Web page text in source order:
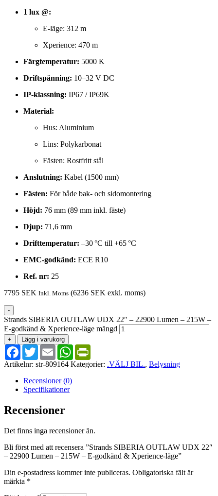
1 lux @:
E-läge: 312 m
Xperience: 470 m
Färgtemperatur: 5000 K
Driftspänning: 10–32 V DC
IP-klassning: IP67 / IP69K
Material:
Hus: Aluminium
Lins: Polykarbonat
Fästen: Rostfritt stål
Anslutning: Kabel (1500 mm)
Fästen: För både bak- och sidomontering
Höjd: 76 mm (89 mm inkl. fäste)
Djup: 71,6 mm
Drifttemperatur: –30 °C till +65 °C
EMC-godkänd: ECE R10
Ref. nr: 25
7795 SEK Inkl. Moms (6236 SEK exkl. moms)
-
Strands SIBERIA OUTLAW UDX 22″ – 22900 Lumen – 215W –
E-godkänd & Xperience-läge mängd
+ Lägg i varukorg
Facebook
TwitterEmail WhatsApp
Artikelnr: str-809164 Kategorier: .VÄLJ BIL., Belysning
Recensioner (0)
Specifikationer
Recensioner
Det finns inga recensioner än.
Bli först med att recensera ”Strands SIBERIA OUTLAW UDX 22″
– 22900 Lumen – 215W – E-godkänd & Xperience-läge”
Din e-postadress kommer inte publiceras. Obligatoriska fält är
märkta *